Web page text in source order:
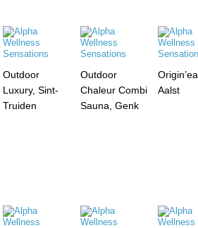
Outdoor
Luxury, Sint-
Truiden
Outdoor
Chaleur Combi
Sauna, Genk
Aalst